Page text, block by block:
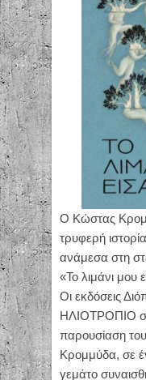
Ο Κώστας
τρυφερή
ανάμεσα στη
«Το λιμάνι μου
Οι εκδόσεις
ΗΛΙΟΤΡΟΠΙΟ
παρουσίαση
Κρομμύδα, σε
γεμάτο